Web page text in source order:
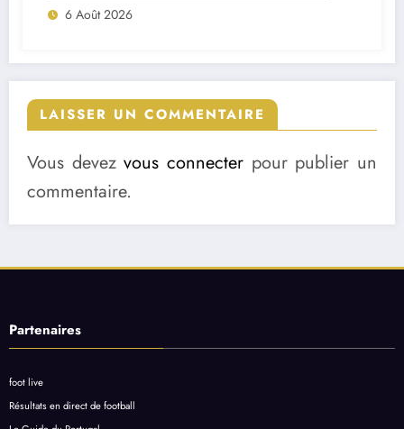
6 Août 2026
LAISSER UN COMMENTAIRE
Vous devezvous connecter pour publier un
commentaire.
Partenaires
foot live
Résultats en direct de football